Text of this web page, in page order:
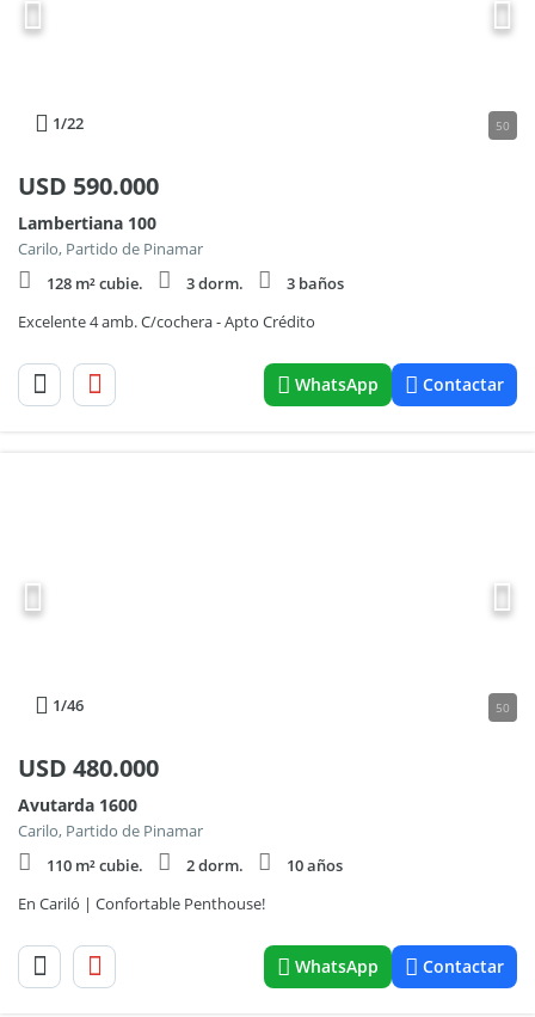
1/22 50
USD 590.000
Lambertiana 100
Carilo, Partido de Pinamar
128 m² cubie.
3 dorm.
3 baños
Excelente 4 amb. C/cochera - Apto Crédito
WhatsApp Contactar
1/46 50
USD 480.000
Avutarda 1600
Carilo, Partido de Pinamar
110 m² cubie.
2 dorm.
10 años
En Cariló | Confortable Penthouse!
WhatsApp Contactar